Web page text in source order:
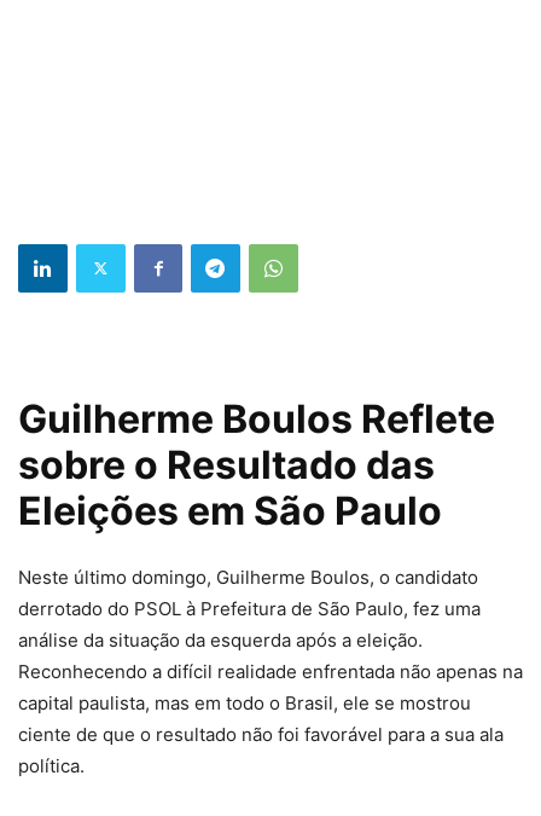
Guilherme Boulos Reflete
sobre o Resultado das
Eleições em São Paulo
Neste último domingo, Guilherme Boulos, o candidato
derrotado do PSOL à Prefeitura de São Paulo, fez uma
análise da situação da esquerda após a eleição.
Reconhecendo a difícil realidade enfrentada não apenas na
capital paulista, mas em todo o Brasil, ele se mostrou
ciente de que o resultado não foi favorável para a sua ala
política.